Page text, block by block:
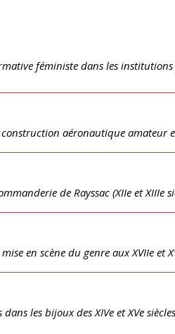
féministe dans les
aéronautique amateur
de Rayssac (XIIe et XIIIe
en scène du genre aux XVIIe et
les bijoux des XIVe et XVe